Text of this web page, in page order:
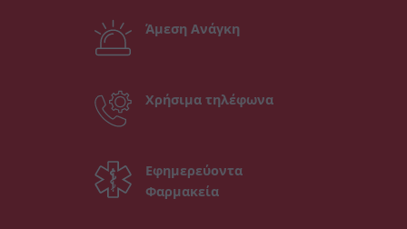
Άμεση Ανάγκη
Χρήσιμα τηλέφωνα
Εφημερεύοντα
Φαρμακεία